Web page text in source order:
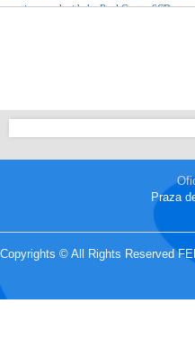
patinaxe velocidade,Raul Couto,SCD
Praza
Copyrights © All Rights Reserved